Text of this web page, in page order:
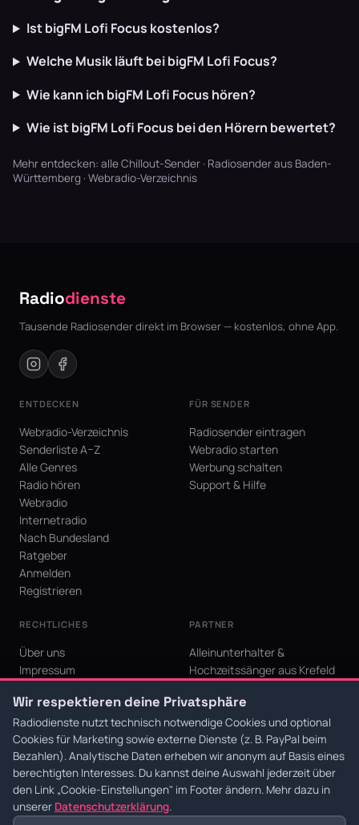
Ist bigFM Lofi Focus kostenlos?
Welche Musik läuft bei bigFM Lofi Focus?
Wie kann ich bigFM Lofi Focus hören?
Wie ist bigFM Lofi Focus bei den Hörern bewertet?
Mehr entdecken: alle Chillout-Sender · Radiosender aus Baden-
Württemberg · Webradio-Verzeichnis
Radiodienste
Tausende Radiosender direkt im Browser — kostenlos, ohne App.
ENTDECKEN
Webradio-Verzeichnis
Senderliste A–Z
Alle Genres
Radio hören
Webradio
Internetradio
Nach Bundesland
Ratgeber
Anmelden
Registrieren
FÜR SENDER
Radiosender eintragen
Webradio starten
Werbung schalten
Support & Hilfe
RECHTLICHES
Über uns
Impressum
AGB
Cookie-Einstellungen
PARTNER
Alleinunterhalter &
Hochzeitssänger aus Krefeld
Krefeld für den Niederrhein
© 2026 Radiodienste. Alle Rechte vorbehalten.·Datenschutz·AGB·
Impressum
Wir respektieren deine Privatsphäre
Radiodienste nutzt technisch notwendige Cookies und optional
Cookies für Marketing sowie externe Dienste (z. B. PayPal beim
Bezahlen). Analytische Daten erheben wir anonym auf Basis eines
berechtigten Interesses. Du kannst deine Auswahl jederzeit über
den Link „Cookie-Einstellungen" im Footer ändern. Mehr dazu in
unserer Datenschutzerklärung.